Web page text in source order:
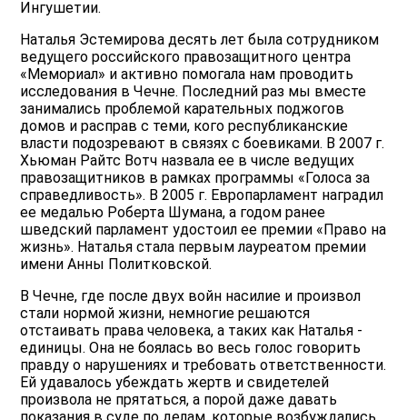
Ингушетии.
Наталья Эстемирова десять лет была сотрудником
ведущего российского правозащитного центра
«Мемориал» и активно помогала нам проводить
исследования в Чечне. Последний раз мы вместе
занимались проблемой карательных поджогов
домов и расправ с теми, кого республиканские
власти подозревают в связях с боевиками. В 2007 г.
Хьюман Райтс Вотч назвала ее в числе ведущих
правозащитников в рамках программы «Голоса за
справедливость». В 2005 г. Европарламент наградил
ее медалью Роберта Шумана, а годом ранее
шведский парламент удостоил ее премии «Право на
жизнь». Наталья стала первым лауреатом премии
имени Анны Политковской.
В Чечне, где после двух войн насилие и произвол
стали нормой жизни, немногие решаются
отстаивать права человека, а таких как Наталья -
единицы. Она не боялась во весь голос говорить
правду о нарушениях и требовать ответственности.
Ей удавалось убеждать жертв и свидетелей
произвола не прятаться, а порой даже давать